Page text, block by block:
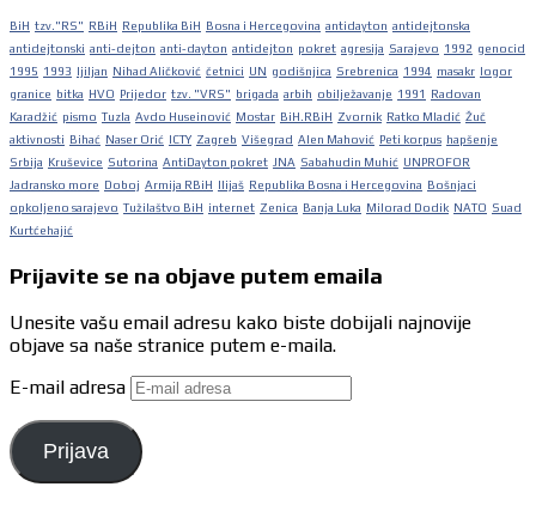
BiH tzv."RS" RBiH Republika BiH Bosna i Hercegovina antidayton antidejtonska
antidejtonski anti-dejton anti-dayton antidejton pokret agresija Sarajevo 1992 genocid
1995 1993 ljiljan Nihad Aličković četnici UN godišnjica Srebrenica 1994 masakr logor
granice bitka HVO Prijedor tzv. "VRS" brigada arbih obilježavanje 1991
Radovan
Karadžić pismo Tuzla Avdo Huseinović Mostar BiH.RBiH Zvornik Ratko Mladić Žuč
aktivnosti Bihać Naser Orić ICTY Zagreb Višegrad Alen Mahović Peti korpus hapšenje
Srbija Kruševice Sutorina AntiDayton pokret JNA Sabahudin Muhić UNPROFOR
Jadransko more Doboj Armija RBiH Ilijaš Republika Bosna i Hercegovina Bošnjaci
opkoljeno sarajevo Tužilaštvo BiH internet Zenica Banja Luka Milorad Dodik NATO Suad
Kurtćehajić
Prijavite se na objave putem emaila
Unesite vašu email adresu kako biste dobijali najnovije
objave sa naše stranice putem e-maila.
E-mail adresa
Prijava